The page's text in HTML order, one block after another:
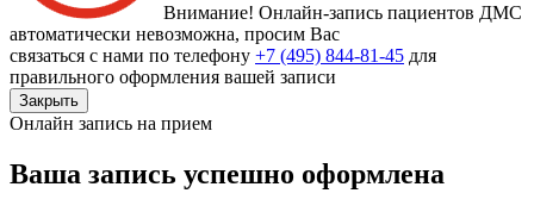
Внимание! Онлайн-запись пациентов ДМС
автоматически невозможна, просим Вас
связаться с нами по телефону +7 (495) 844-81-45 для
правильного оформления вашей записи
Закрыть
Онлайн запись на прием
Ваша запись успешно оформлена